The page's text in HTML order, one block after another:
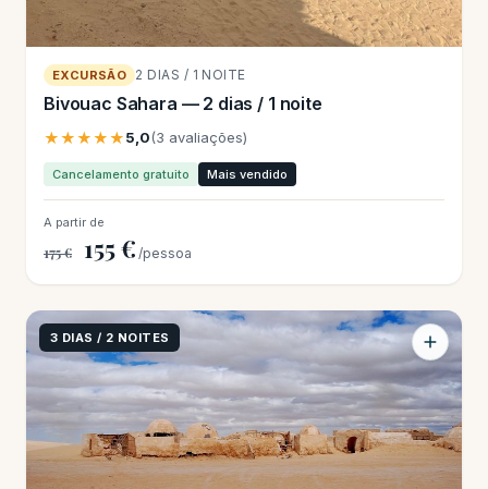
EXCURSÃO 2 DIAS / 1 NOITE
Bivouac Sahara — 2 dias / 1 noite
★★★★★5,0(3 avaliações)
Cancelamento gratuito Mais vendido
A partir de
175 € 155 € /pessoa
3 DIAS / 2 NOITES